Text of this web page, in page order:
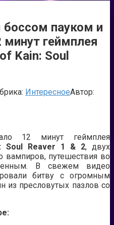
пауком и
минут геймплея
Kain: Soul
ИнтересноеАвтор:
12 минут геймплея
Soul Reaver 1 & 2, двух
вампиров, путешествия во
В свежем видео
битву с огромным
из пресловутых пазлов со